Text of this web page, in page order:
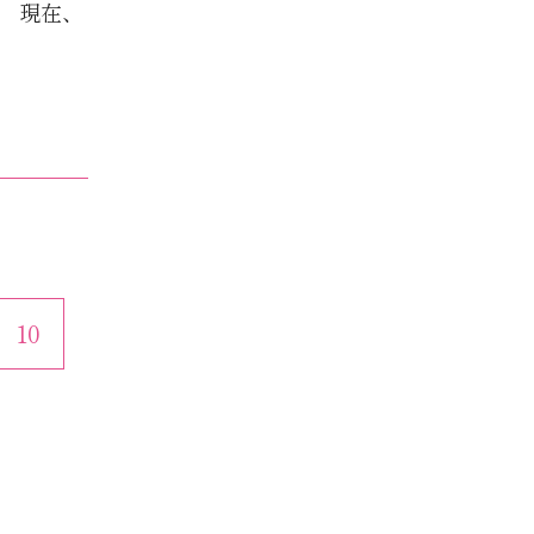
現在、
10